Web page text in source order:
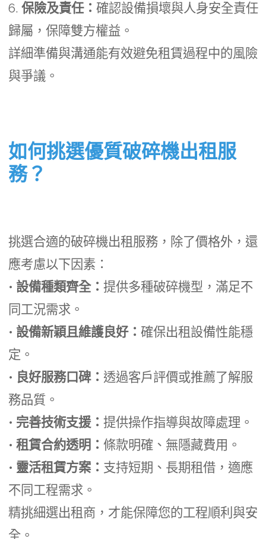
6. 保險及責任： 確認設備損壞與人身安全責任
歸屬，保障雙方權益。
詳細準備與溝通能有效避免租賃過程中的風險
與爭議。
如何挑選優質破碎機出租服
務？
挑選合適的破碎機出租服務，除了價格外，還
應考慮以下因素：
• 設備種類齊全： 提供多種破碎機型，滿足不
同工況需求。
• 設備新穎且維護良好： 確保出租設備性能穩
定。
• 良好服務口碑： 透過客戶評價或推薦了解服
務品質。
• 完善技術支援： 提供操作指導與故障處理。
• 租賃合約透明： 條款明確、無隱藏費用。
• 靈活租賃方案： 支持短期、長期租借，適應
不同工程需求。
精挑細選出租商，才能保障您的工程順利與安
全。